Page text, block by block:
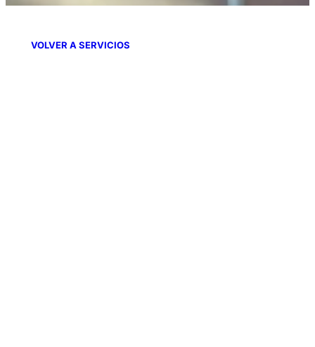
VOLVER A SERVICIOS